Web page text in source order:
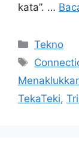
kata”. …
Kategori
Tekno
Tag
TekaTeki,